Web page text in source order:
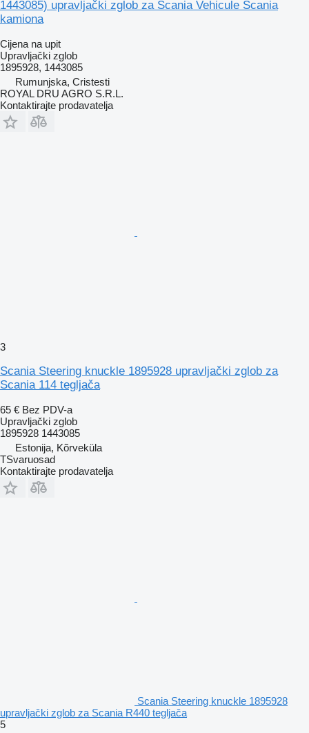
1443085) upravljački zglob za Scania Vehicule Scania
kamiona
Cijena na upit
Upravljački zglob
1895928, 1443085
Rumunjska, Cristesti
ROYAL DRU AGRO S.R.L.
Kontaktirajte prodavatelja
3
Scania Steering knuckle 1895928 upravljački zglob za
Scania 114 tegljača
65 € Bez PDV-a
Upravljački zglob
1895928 1443085
Estonija, Kõrveküla
TSvaruosad
Kontaktirajte prodavatelja
Scania Steering knuckle 1895928
upravljački zglob za Scania R440 tegljača
5